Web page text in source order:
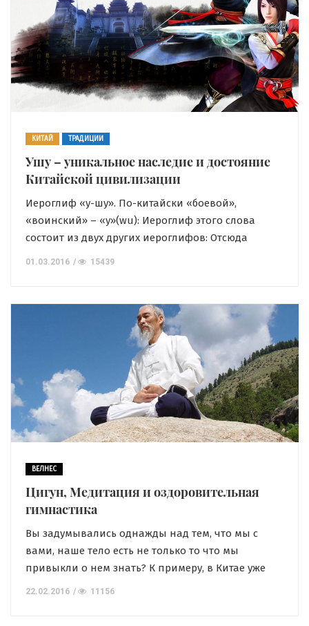
КИТАЙ ТРАДИЦИИ
Ушу – уникальное наследие и достояние
Китайской цивилизации
Иероглиф «у-шу». По-китайски «боевой»,
«воинский» – «у»(wu): Иероглиф этого слова
состоит из двух других иероглифов: Отсюда
использование оружия». Иероглиф «шу» (shù) –
техника, мастерство. Ушу – это «воинское
искусство», при помощи которого можно
остановить бой. Это означает, что китайские
боевые искусства были […]
01.03.2016 15439
ВЕЛНЕС
Цигун, Медитация и оздоровительная
гимнастика
Вы задумывались однажды над тем, что мы с
вами, наше тело есть не только то что мы
привыкли о нем знать? К примеру, в Китае уже
22.02.2016 11156